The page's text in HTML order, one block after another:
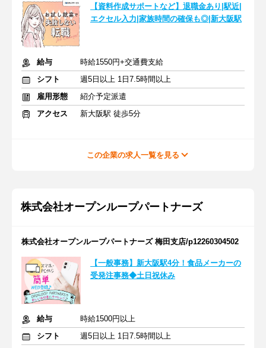
【資料作成サポートなど】退職金あり|駅近|
エクセル入力|家族時間の確保も◎|新大阪駅
給与
時給1550円+交通費支給
シフト
週5日以上 1日7.5時間以上
雇用形態
紹介予定派遣
アクセス
新大阪駅 徒歩5分
この企業の求人一覧を見る
株式会社オープンループパートナーズ
株式会社オープンループパートナーズ 梅田支店/p12260304502
【一般事務】新大阪駅4分！食品メーカーの
受発注事務◆土日祝休み
給与
時給1500円以上
シフト
週5日以上 1日7.5時間以上